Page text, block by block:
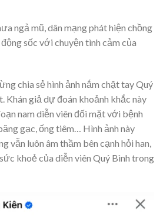
ngả mũ, dân mạng phát hiện chồng
sốc với chuyện tình cảm của
chia sẻ hình ảnh nắm chặt tay Quý
Khán giả dự đoán khoảnh khắc này
nam diễn viên đối mặt với bệnh
gạc, ống tiêm… Hình ảnh này
vẫn luôn âm thầm bên cạnh hỏi han,
khoẻ của diễn viên Quý Bình trong